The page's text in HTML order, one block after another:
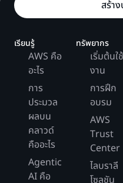
สร้า
เรียนรู้
AWS คือ
อะไร
การ
ประมวล
ผลบน
คลาวด์
คืออะไร
Agentic
AI คือ
ทรัพยากร
เริ่มต้นใช้
งาน
การฝึก
อบรม
AWS
Trust
Center
ไลบราลี